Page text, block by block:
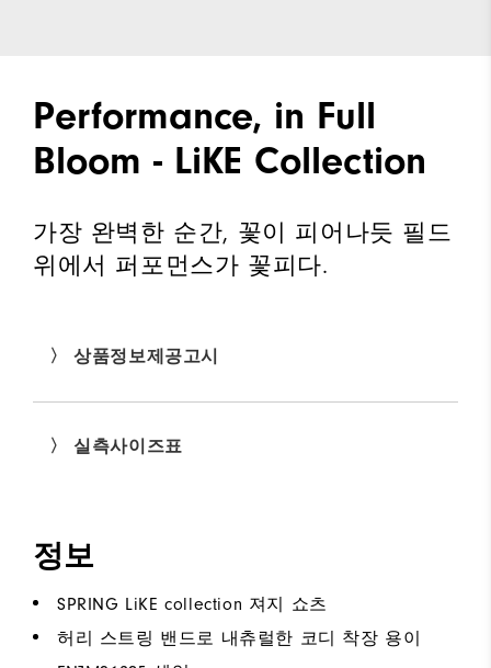
Performance, in Full
Bloom - LiKE Collection
가장 완벽한 순간, 꽃이 피어나듯 필드
위에서 퍼포먼스가 꽃피다.
〉 상품정보제공고시
〉 실측사이즈표
정보
SPRING LiKE collection 져지 쇼츠
허리 스트링 밴드로 내츄럴한 코디 착장 용이